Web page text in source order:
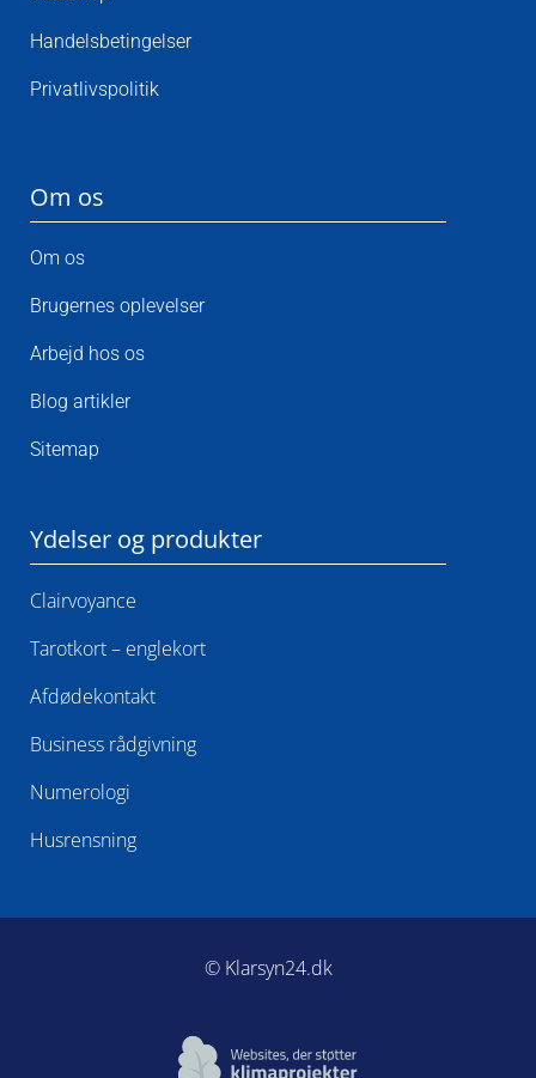
Handelsbetingelser
Privatlivspolitik
Om os
Om os
Brugernes oplevelser
Arbejd hos os
Blog artikler
Sitemap
Ydelser og produkter
Clairvoyance
Tarotkort – englekort
Afdødekontakt​
Business rådgivning
Numerologi
Husrensning
© Klarsyn24.dk